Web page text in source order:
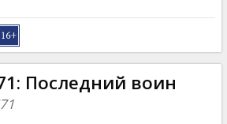
Последний воин